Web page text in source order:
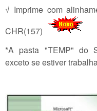
√ Imprime com
CHR(157)
*A pasta "TEMP" do
exceto se estiver